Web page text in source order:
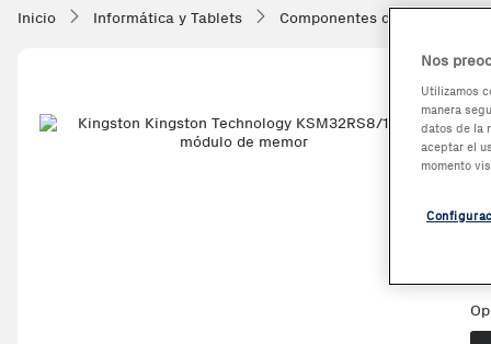
Inicio Informática y Tablets Componentes de ordenadores
Nos
Utilizamos
manera
datos de la
aceptar el
momento